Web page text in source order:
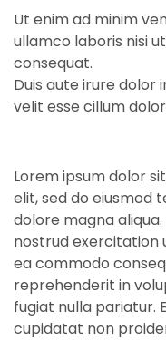
Ut enim ad minim
ullamco laboris nisi
consequat.
Duis aute irure
velit esse cillum
Lorem ipsum dolor
elit, sed do eiusmod
dolore magna
nostrud exercitation
ea commodo
reprehenderit in
fugiat nulla pariatur.
cupidatat non